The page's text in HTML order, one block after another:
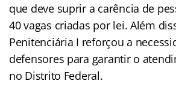
que deve suprir a carência de
40 vagas criadas por lei. Além
Penitenciária I reforçou a
defensores para garantir o
no Distrito Federal.